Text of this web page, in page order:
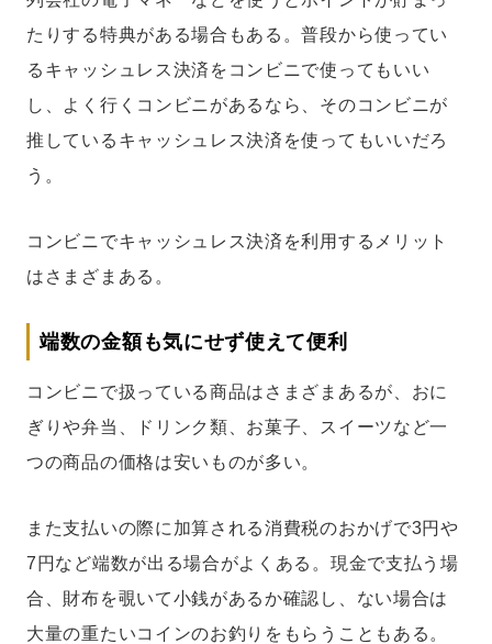
たりする特典がある場合もある。普段から使ってい
るキャッシュレス決済をコンビニで使ってもいい
し、よく行くコンビニがあるなら、そのコンビニが
推しているキャッシュレス決済を使ってもいいだろ
う。
コンビニでキャッシュレス決済を利用するメリット
はさまざまある。
端数の金額も気にせず使えて便利
コンビニで扱っている商品はさまざまあるが、おに
ぎりや弁当、ドリンク類、お菓子、スイーツなど一
つの商品の価格は安いものが多い。
また支払いの際に加算される消費税のおかげで3円や
7円など端数が出る場合がよくある。現金で支払う場
合、財布を覗いて小銭があるか確認し、ない場合は
大量の重たいコインのお釣りをもらうこともある。